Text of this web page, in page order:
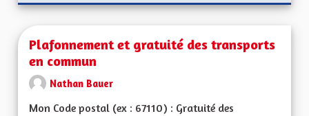
Plafonnement et gratuité des transports
en commun
Nathan Bauer
Mon Code postal (ex : 67110) : Gratuité des